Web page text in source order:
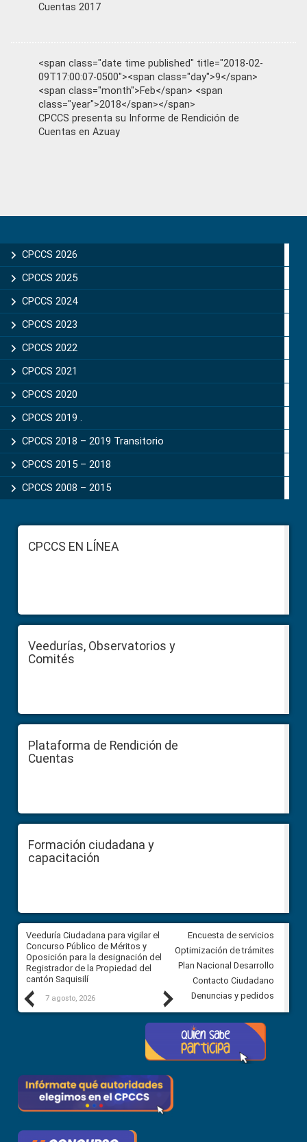
Cuentas 2017
<span class="date time published" title="2018-02-
09T17:00:07-0500"><span class="day">9</span>
<span class="month">Feb</span> <span
class="year">2018</span></span>
CPCCS presenta su Informe de Rendición de
Cuentas en Azuay
Sidebar
CPCCS 2026
CPCCS 2025
CPCCS 2024
CPCCS 2023
CPCCS 2022
CPCCS 2021
CPCCS 2020
CPCCS 2019 .
CPCCS 2018 – 2019 Transitorio
CPCCS 2015 – 2018
CPCCS 2008 – 2015
FooterCPCCS EN LÍNEA
Veedurías, Observatorios y
Comités
Plataforma de Rendición de
Cuentas
Formación ciudadana y
capacitación
Previous
Veeduría Ciudadana para vigilar el
Concurso Público de Méritos y
Oposición para la designación del
Registrador de la Propiedad del
cantón Saquisilí
7 agosto, 2026
Veeduría Ciudadana para
construcción del asfaltado de
diferentes barrios del sector
Ballenita del cantón Santa
7 agosto, 2026
Next
Encuesta de servicios
Optimización de trámites
Plan Nacional Desarrollo
Contacto Ciudadano
Denuncias y pedidos